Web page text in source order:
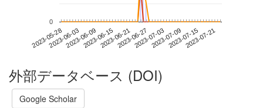
2023-05-282023-06-032023-06-092023-06-152023-06-212023-06-272023-07-032023-07-092023-07-152023-07-21
0
外部データベース (DOI)
Google Scholar